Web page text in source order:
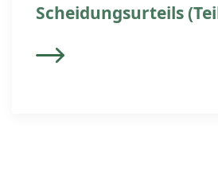
Scheidungsurteils